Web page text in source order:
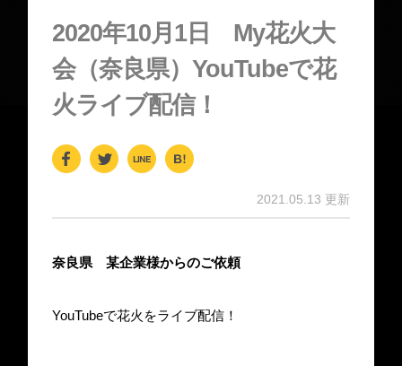
2020年10月1日 My花火大
会（奈良県）YouTubeで花
火ライブ配信！
F
c
b
o
o
T
tt
Li
e
H
e
a
2021.05.13 更新
奈良県 某企業様からのご依頼
YouTubeで花火をライブ配信！